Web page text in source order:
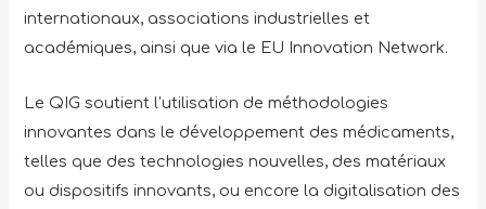
internationaux, associations industrielles et
académiques, ainsi que via le EU Innovation Network.
Le QIG soutient l’utilisation de méthodologies
innovantes dans le développement des médicaments,
telles que des technologies nouvelles, des matériaux
ou dispositifs innovants, ou encore la digitalisation des